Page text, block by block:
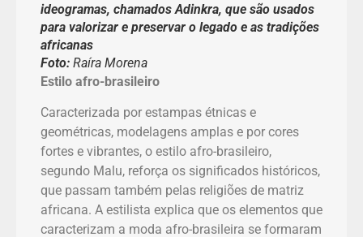
ideogramas, chamados Adinkra, que são usados
para valorizar e preservar o legado e as tradições
africanas
Foto: Raíra Morena
Estilo afro-brasileiro
Caracterizada por estampas étnicas e
geométricas, modelagens amplas e por cores
fortes e vibrantes, o estilo afro-brasileiro,
segundo Malu, reforça os significados históricos,
que passam também pelas religiões de matriz
africana. A estilista explica que os elementos que
caracterizam a moda afro-brasileira se formaram